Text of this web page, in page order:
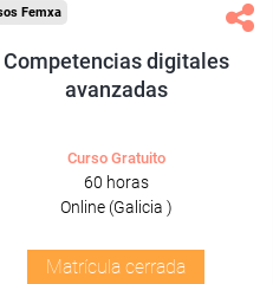
Femxa
Competencias digitales
avanzadas
Curso Gratuito
60 horas
Online (Galicia )
Matrícula cerrada